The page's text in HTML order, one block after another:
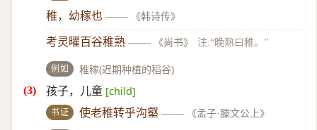
稚，幼稼也 —— 《韩诗传》
考灵曜百谷稚熟 —— 《尚书》 注:“晚熟曰稚。”
例如 稚稼(迟期种植的稻谷)
孩子，儿童 [child]
书证 使老稚转乎沟壑 —— 《孟子·滕文公上》